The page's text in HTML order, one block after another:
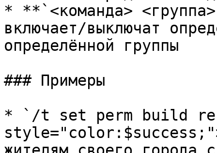
* **`<команда>
включает/выключат
определённой группы
### Примеры
* `/t set perm build